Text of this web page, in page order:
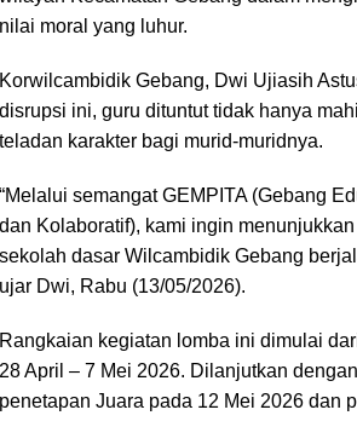
nilai moral yang luhur.
Korwilcambidik Gebang, Dwi Ujiasih
disrupsi ini, guru dituntut tidak hanya
teladan karakter bagi murid-muridnya.
“Melalui semangat GEMPITA (Gebang
dan Kolaboratif), kami ingin
sekolah dasar Wilcambidik Gebang
ujar Dwi, Rabu (13/05/2026).
Rangkaian kegiatan lomba ini dimulai
28 April – 7 Mei 2026. Dilanjutkan
penetapan Juara pada 12 Mei 2026 dan